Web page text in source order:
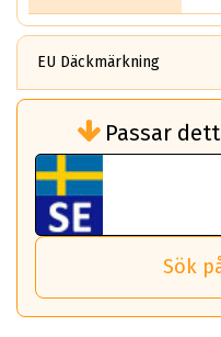
EU Däckmärkning
bränsleförbrukningen)
Det ska vara en
till G för rullmotstånd.
Ett klass A däck kommer
bränsleförbrukning än
Det betyder att om man
så sparar man 50 liter
Passar
Sök